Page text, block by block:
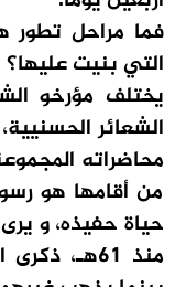
فما مراحل تطور
التي بنيت عليها؟
يختلف مؤرخو
الشعائر
محاضراته
من أقامها هو
حياة حفيذه، و
منذ 61هـ،